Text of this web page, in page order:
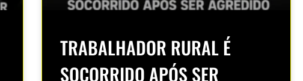
TRABALHADOR RURAL É
SOCORRIDO APÓS SER